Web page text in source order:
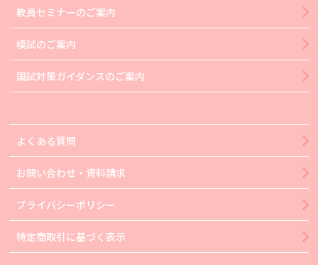
教員セミナーのご案内
模試のご案内
国試対策ガイダンスのご案内
よくある質問
お問い合わせ・資料請求
プライバシーポリシー
特定商取引に基づく表示